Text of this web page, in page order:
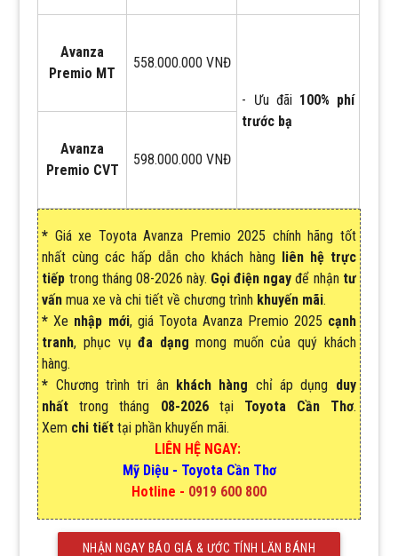
Avanza
Premio MT
558.000.000 VNĐ
- Ưu đãi 100% phí
trước bạ
Avanza
Premio CVT
598.000.000 VNĐ
* Giá xe Toyota Avanza Premio 2025 chính hãng tốt
nhất cùng các hấp dẫn cho khách hàng liên hệ trực
tiếp trong tháng 08-2026 này. Gọi điện ngay để nhận tư
vấn mua xe và chi tiết về chương trình khuyến mãi.
* Xe nhập mới, giáToyota Avanza Premio 2025 cạnh
tranh, phục vụ đa dạng mong muốn của quý khách
hàng.
* Chương trình tri ân khách hàng chỉ áp dụng duy
nhất
trong tháng 08-2026 tại Toyota Cần Thơ.
Xem chi tiết tại phần khuyến mãi.
LIÊN HỆ NGAY:
Mỹ Diệu - Toyota Cần Thơ
Hotline - 0919 600 800
NHẬN NGAY BÁO GIÁ & ƯỚC TÍNH LĂN BÁNH